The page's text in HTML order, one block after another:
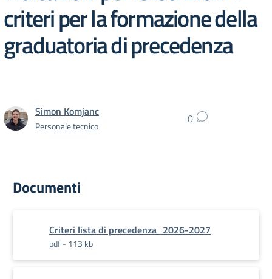
criteri per la formazione della
graduatoria di precedenza
Simon Komjanc
Personale tecnico 0
Documenti
Criteri lista di precedenza_2026-2027
pdf - 113 kb